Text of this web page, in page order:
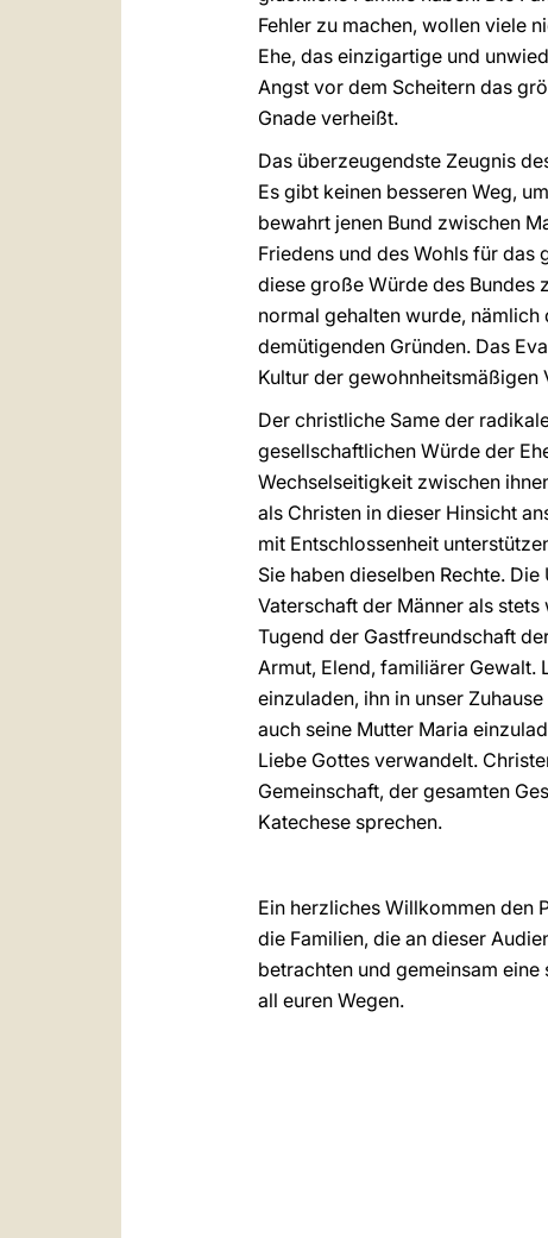
Fehler zu machen, wollen viele
Ehe, das einzigartige und
Angst vor dem Scheitern das
Gnade verheißt.
Das überzeugendste Zeugnis
Es gibt keinen besseren Weg,
bewahrt jenen Bund zwischen
Friedens und des Wohls für das
diese große Würde des Bundes
normal gehalten wurde, nämlich
demütigenden Gründen. Das
Kultur der gewohnheitsmäßigen
Der christliche Same der
gesellschaftlichen Würde der
Wechselseitigkeit zwischen
als Christen in dieser Hinsicht
mit Entschlossenheit
Sie haben dieselben Rechte.
Vaterschaft der Männer als
Tugend der Gastfreundschaft
Armut, Elend, familiärer Gewalt.
einzuladen, ihn in unser
auch seine Mutter Maria
Liebe Gottes verwandelt.
Gemeinschaft, der gesamten
Katechese sprechen.
Ein herzliches Willkommen den
die Familien, die an dieser
betrachten und gemeinsam
all euren Wegen.